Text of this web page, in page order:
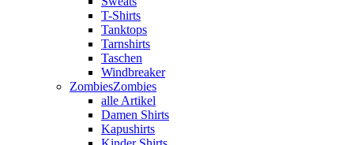
T-Shirts
Tanktops
Tarnshirts
Taschen
Windbreaker
ZombiesZombies
alle Artikel
Damen Shirts
Kapushirts